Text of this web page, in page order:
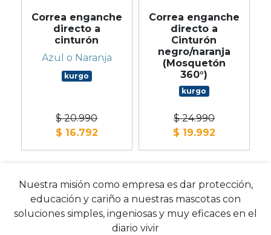
Correa enganche
directo a
cinturón
Azul o Naranja
kurgo
$ 20.990
$ 16.792
Correa enganche
directo a
Cinturón
negro/naranja
(Mosquetón
360°)
kurgo
$ 24.990
$ 19.992
Nuestra misión como empresa es dar protección,
educación y cariño a nuestras mascotas con
soluciones simples, ingeniosas y muy eficaces en el
diario vivir